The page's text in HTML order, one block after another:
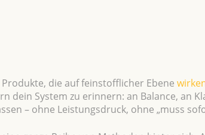
die auf feinstofflicher Ebene
dein System zu erinnern: an Balance, an
– ohne Leistungsdruck, ohne „muss